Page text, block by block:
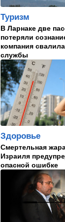
драконы в
сходить с
каникулах
14:49 Стиль
Спор,
кто умнее
собаки?
14:41 Ближний
поддержку
США
14:18 Мнения
"Это ваше
страшно
Туризм
В Ларнаке две
потеряли
компания
службы
Здоровье
Смертельная
Израиля
опасной ошибке